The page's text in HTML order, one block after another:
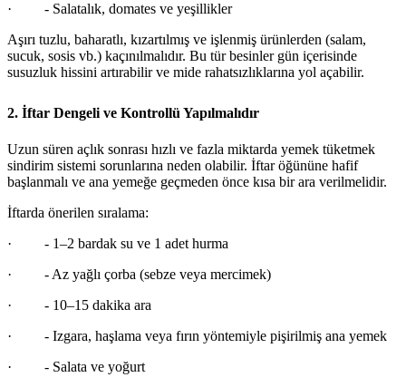
· - Salatalık, domates ve yeşillikler
Aşırı tuzlu, baharatlı, kızartılmış ve işlenmiş ürünlerden (salam,
sucuk, sosis vb.) kaçınılmalıdır. Bu tür besinler gün içerisinde
susuzluk hissini artırabilir ve mide rahatsızlıklarına yol açabilir.
2. İftar Dengeli ve Kontrollü Yapılmalıdır
Uzun süren açlık sonrası hızlı ve fazla miktarda yemek tüketmek
sindirim sistemi sorunlarına neden olabilir. İftar öğününe hafif
başlanmalı ve ana yemeğe geçmeden önce kısa bir ara verilmelidir.
İftarda önerilen sıralama:
· - 1–2 bardak su ve 1 adet hurma
· - Az yağlı çorba (sebze veya mercimek)
· - 10–15 dakika ara
· - Izgara, haşlama veya fırın yöntemiyle pişirilmiş ana yemek
· - Salata ve yoğurt